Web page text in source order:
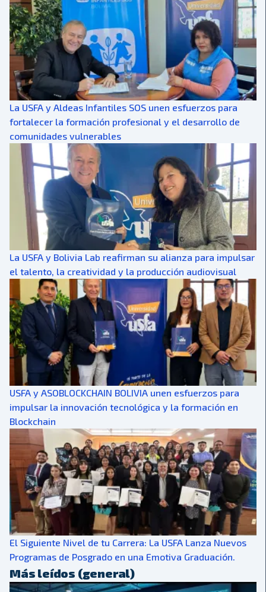
La USFA y Aldeas Infantiles SOS unen esfuerzos para
fortalecer la formación profesional y el desarrollo de
comunidades vulnerables
La USFA y Bolivia Lab reafirman su alianza para impulsar
el talento, la creatividad y la producción audiovisual
USFA y ASOBLOCKCHAIN BOLIVIA unen esfuerzos para
impulsar la innovación tecnológica y la formación en
Blockchain
El Siguiente Nivel de tu Carrera: La USFA Lanza Nuevos
Programas de Posgrado en una Emotiva Graduación.
Más leídos (general)